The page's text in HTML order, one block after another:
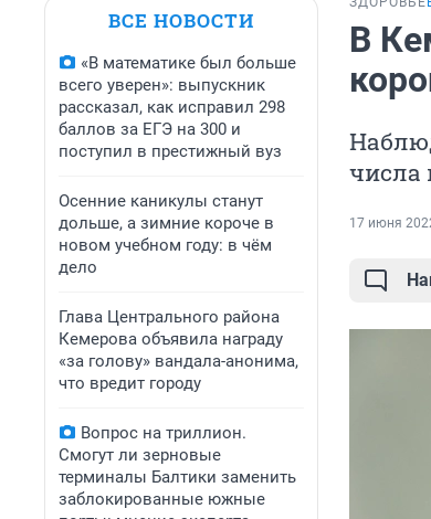
ВСЕ НОВОСТИ
«В математике был больше
всего уверен»: выпускник
рассказал, как исправил 298
баллов за ЕГЭ на 300 и
поступил в престижный вуз
Осенние каникулы станут
дольше, а зимние короче в
новом учебном году: в чём
дело
Глава Центрального района
Кемерова объявила награду
«за голову» вандала-анонима,
что вредит городу
Вопрос на триллион.
Смогут ли зерновые
терминалы Балтики заменить
заблокированные южные
В
числа
17 июня